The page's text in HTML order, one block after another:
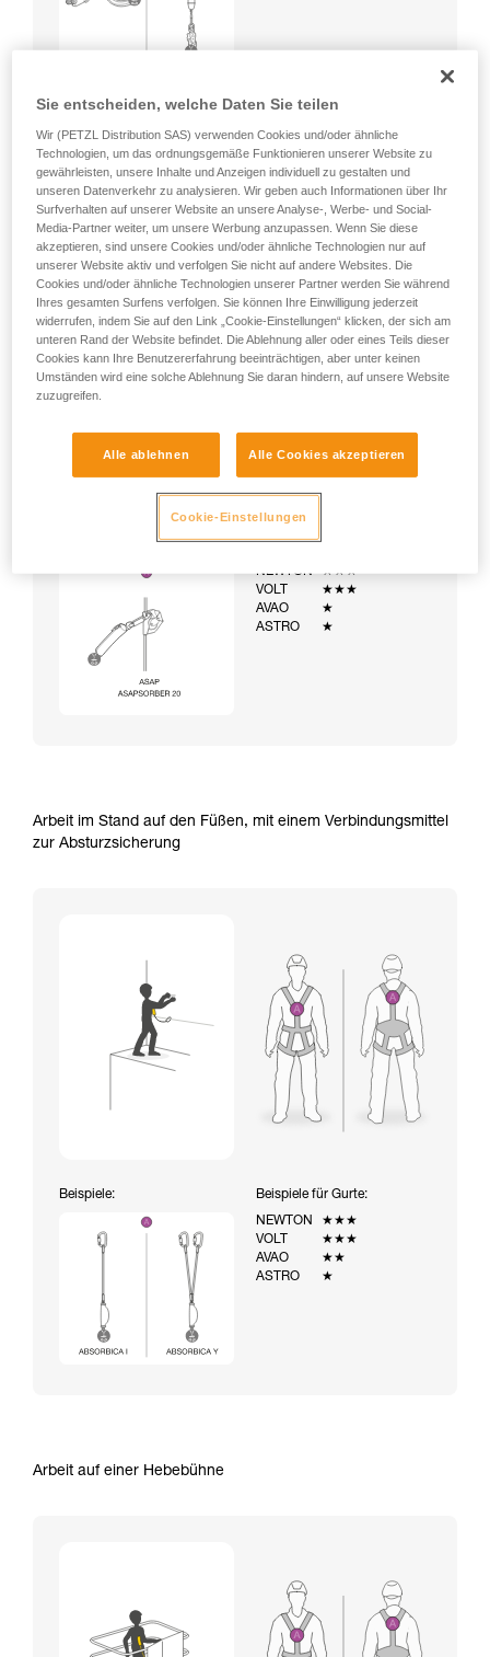
Aufstieg über eine mit einem temporären Auffangsystem
(ASAP oder Seil) ausgestattete Leiter
Beispiele für Gurte:
NEWTON
★★★
VOLT
★★★
AVAO
★
ASTRO
★
Arbeit im Stand auf den Füßen, mit einem Verbindungsmittel
zur Absturzsicherung
Beispiele:
Beispiele für Gurte:
NEWTON
★★★
VOLT
★★★
AVAO
★★
ASTRO
★
Arbeit auf einer Hebebühne
Sie entscheiden, welche Daten Sie teilen
Wir (PETZL Distribution SAS) verwenden Cookies und/oder ähnliche
Technologien, um das ordnungsgemäße Funktionieren unserer Website zu
gewährleisten, unsere Inhalte und Anzeigen individuell zu gestalten und
unseren Datenverkehr zu analysieren. Wir geben auch Informationen über Ihr
Surfverhalten auf unserer Website an unsere Analyse-, Werbe- und Social-
Media-Partner weiter, um unsere Werbung anzupassen. Wenn Sie diese
akzeptieren, sind unsere Cookies und/oder ähnliche Technologien nur auf
unserer Website aktiv und verfolgen Sie nicht auf andere Websites. Die
Cookies und/oder ähnliche Technologien unserer Partner werden Sie während
Ihres gesamten Surfens verfolgen. Sie können Ihre Einwilligung jederzeit
widerrufen, indem Sie auf den Link „Cookie-Einstellungen“ klicken, der sich am
unteren Rand der Website befindet. Die Ablehnung aller oder eines Teils dieser
Cookies kann Ihre Benutzererfahrung beeinträchtigen, aber unter keinen
Umständen wird eine solche Ablehnung Sie daran hindern, auf unsere Website
zuzugreifen.
Alle ablehnen Alle Cookies akzeptieren
Cookie-Einstellungen